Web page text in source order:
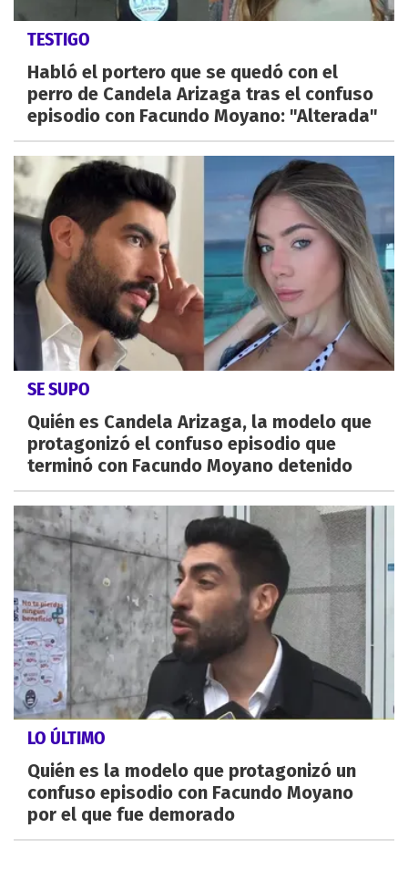
TESTIGO
Habló el portero que se quedó con el
perro de Candela Arizaga tras el confuso
episodio con Facundo Moyano: "Alterada"
SE SUPO
Quién es Candela Arizaga, la modelo que
protagonizó el confuso episodio que
terminó con Facundo Moyano detenido
LO ÚLTIMO
Quién es la modelo que protagonizó un
confuso episodio con Facundo Moyano
por el que fue demorado